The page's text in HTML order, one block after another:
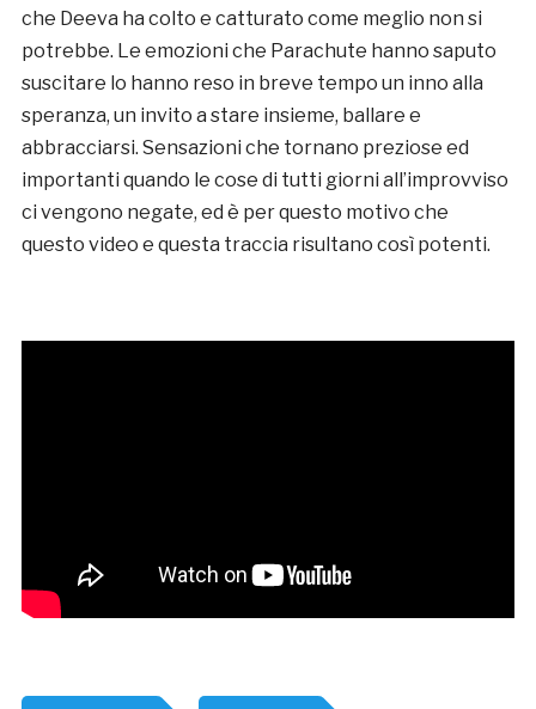
che Deeva ha colto e catturato come meglio non si
potrebbe. Le emozioni che Parachute hanno saputo
suscitare lo hanno reso in breve tempo un inno alla
speranza, un invito a stare insieme, ballare e
abbracciarsi. Sensazioni che tornano preziose ed
importanti quando le cose di tutti giorni all’improvviso
ci vengono negate, ed è per questo motivo che
questo video e questa traccia risultano così potenti.